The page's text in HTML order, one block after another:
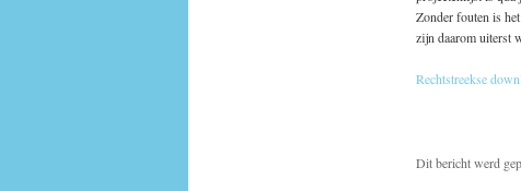
Zonder fouten is
zijn daarom uiterst
Rechtstreekse
Dit bericht werd